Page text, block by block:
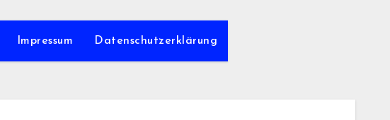
Impressum Datenschutzerklärung